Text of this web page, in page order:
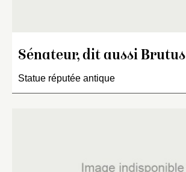
Sénateur, dit aussi Brutus
Statue réputée antique